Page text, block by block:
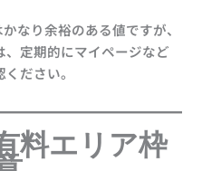
なり余裕のある値ですが、
定期的にマイページなど
ださい。
エリア枠